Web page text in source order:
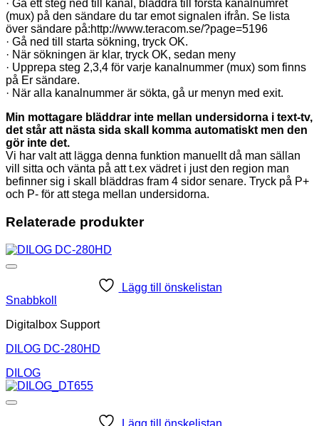
· Gå ett steg ned till kanal, bläddra till första kanalnumret
(mux) på den sändare du tar emot signalen ifrån. Se lista
över sändare på:http://www.teracom.se/?page=5196
· Gå ned till starta sökning, tryck OK.
· När sökningen är klar, tryck OK, sedan meny
· Upprepa steg 2,3,4 för varje kanalnummer (mux) som finns
på Er sändare.
· När alla kanalnummer är sökta, gå ur menyn med exit.
Min mottagare bläddrar inte mellan undersidorna i text-tv,
det står att nästa sida skall komma automatiskt men den
gör inte det.
Vi har valt att lägga denna funktion manuellt då man sällan
vill sitta och vänta på att t.ex vädret i just den region man
befinner sig i skall bläddras fram 4 sidor senare. Tryck på P+
och P- för att stega mellan undersidorna.
Relaterade produkter
Lägg till önskelistan
Snabbkoll
Digitalbox Support
DILOG DC-280HD
DILOG
Lägg till önskelistan